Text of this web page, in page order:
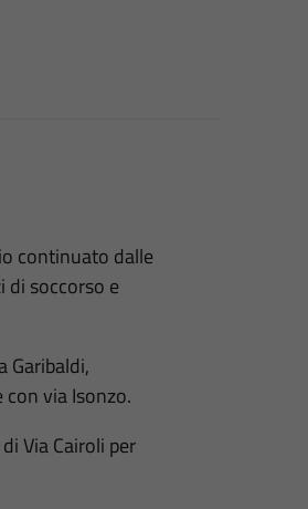
continuato dalle
soccorso e
Garibaldi,
via Isonzo.
Via Cairoli per